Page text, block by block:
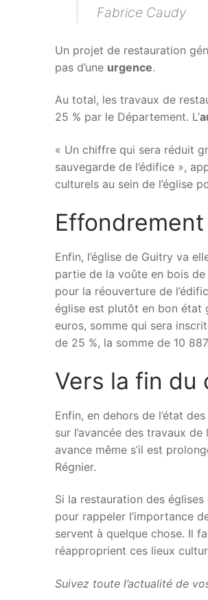
Fabrice Caudy
Un projet de restauration
pas d’une urgence.
Au total, les travaux de
25 % par le Département. L’
« Un chiffre qui sera réduit
sauvegarde de l’édifice »,
culturels au sein de l’église
Effondrement
Enfin, l’église de Guitry va
partie de la voûte en bois de
pour la réouverture de
église est plutôt en bon état
euros, somme qui sera
de 25 %, la somme de 10
Vers la fin du
Enfin, en dehors de l’état
sur l’avancée des travaux
avance même s’il est
Régnier.
Si la restauration des
pour rappeler l’importance
servent à quelque chose. Il
réapproprient ces lieux
Suivez toute l’actualité de